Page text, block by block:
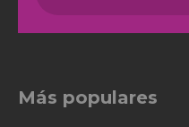
Más populares